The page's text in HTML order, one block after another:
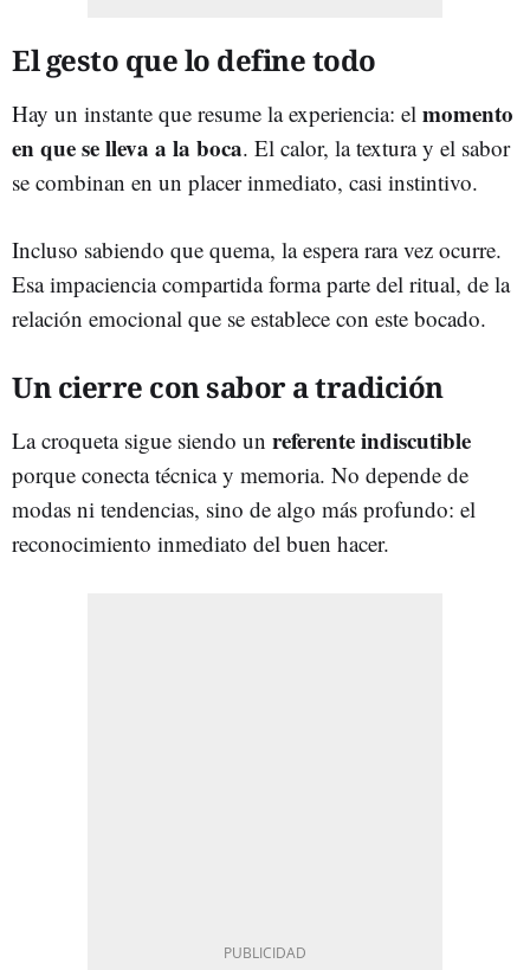
El gesto que lo define todo
Hay un instante que resume la experiencia: el momento
en que se lleva a la boca. El calor, la textura y el sabor
se combinan en un placer inmediato, casi instintivo.
Incluso sabiendo que quema, la espera rara vez ocurre.
Esa impaciencia compartida forma parte del ritual, de la
relación emocional que se establece con este bocado.
Un cierre con sabor a tradición
La croqueta sigue siendo un referente indiscutible
porque conecta técnica y memoria. No depende de
modas ni tendencias, sino de algo más profundo: el
reconocimiento inmediato del buen hacer.